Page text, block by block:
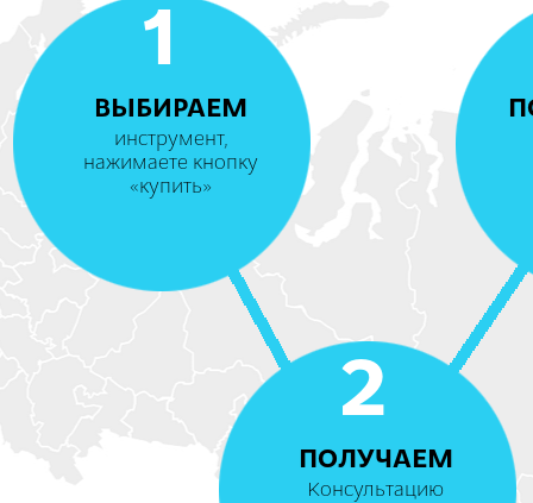
1
ВЫБИРАЕМ
инструмент,
нажимаете кнопку
«купить»
2
ПОЛУЧАЕМ
Консультацию